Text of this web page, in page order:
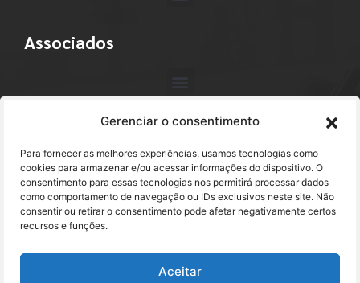
Gerenciar o consentimento
Para fornecer as melhores experiências, usamos tecnologias como
cookies para armazenar e/ou acessar informações do dispositivo. O
consentimento para essas tecnologias nos permitirá processar dados
como comportamento de navegação ou IDs exclusivos neste site. Não
consentir ou retirar o consentimento pode afetar negativamente certos
recursos e funções.
Aceitar
Associados
+55 (11) 3113-4040
abracam@abracam.com
Bela Vista - São Paulo, SP CEP 01310-300